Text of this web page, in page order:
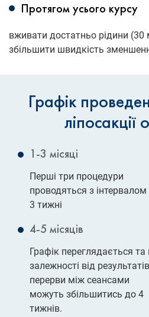
Протягом усього курсу
вживати достатньо рідини
збільшити швидкість
Графік
ліпосакції
1-3 місяці
Перші три процедури
проводяться з інтервалом
3 тижні
4-5 місяців
Графік переглядається та
залежності від результатів
перерви між сеансами
можуть збільшитись до 4
тижнів.